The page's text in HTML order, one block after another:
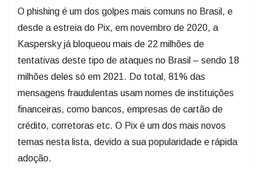
O phishing é um dos golpes mais comuns no Brasil, e
desde a estreia do Pix, em novembro de 2020, a
Kaspersky já bloqueou mais de 22 milhões de
tentativas deste tipo de ataques no Brasil – sendo 18
milhões deles só em 2021. Do total, 81% das
mensagens fraudulentas usam nomes de instituições
financeiras, como bancos, empresas de cartão de
crédito, corretoras etc. O Pix é um dos mais novos
temas nesta lista, devido a sua popularidade e rápida
adoção.